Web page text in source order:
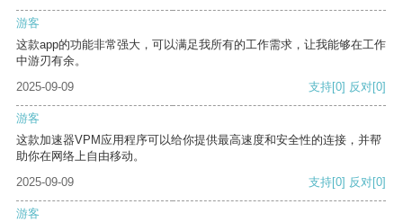
游客
这款app的功能非常强大，可以满足我所有的工作需求，让我能够在工作
中游刃有余。
2025-09-09
支持[0] 反对[0]
游客
这款加速器VPM应用程序可以给你提供最高速度和安全性的连接，并帮
助你在网络上自由移动。
2025-09-09
支持[0] 反对[0]
游客